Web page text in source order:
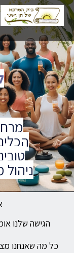
הגישה שלנו
כל מה שאנחנו